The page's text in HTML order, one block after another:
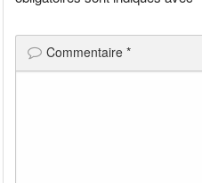
Commentaire*